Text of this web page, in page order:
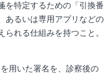
を特定するための「引換番
あるいは専用アプリなどの
れる仕組みを持つこと。
用いた署名を、診察後の